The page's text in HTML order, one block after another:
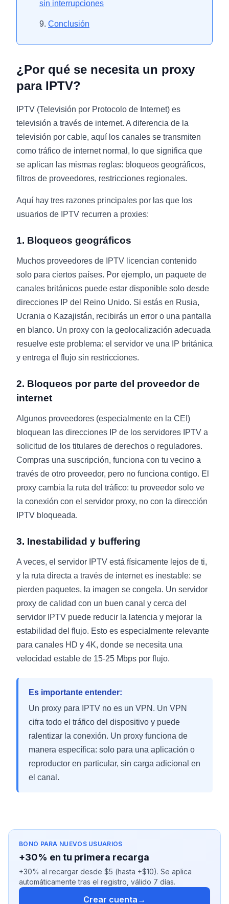
sin interrupciones
Conclusión
¿Por qué se necesita un proxy
para IPTV?
IPTV (Televisión por Protocolo de Internet) es
televisión a través de internet. A diferencia de la
televisión por cable, aquí los canales se transmiten
como tráfico de internet normal, lo que significa que
se aplican las mismas reglas: bloqueos geográficos,
filtros de proveedores, restricciones regionales.
Aquí hay tres razones principales por las que los
usuarios de IPTV recurren a proxies:
1. Bloqueos geográficos
Muchos proveedores de IPTV licencian contenido
solo para ciertos países. Por ejemplo, un paquete de
canales británicos puede estar disponible solo desde
direcciones IP del Reino Unido. Si estás en Rusia,
Ucrania o Kazajistán, recibirás un error o una pantalla
en blanco. Un proxy con la geolocalización adecuada
resuelve este problema: el servidor ve una IP británica
y entrega el flujo sin restricciones.
2. Bloqueos por parte del proveedor de
internet
Algunos proveedores (especialmente en la CEI)
bloquean las direcciones IP de los servidores IPTV a
solicitud de los titulares de derechos o reguladores.
Compras una suscripción, funciona con tu vecino a
través de otro proveedor, pero no funciona contigo. El
proxy cambia la ruta del tráfico: tu proveedor solo ve
la conexión con el servidor proxy, no con la dirección
IPTV bloqueada.
3. Inestabilidad y buffering
A veces, el servidor IPTV está físicamente lejos de ti,
y la ruta directa a través de internet es inestable: se
pierden paquetes, la imagen se congela. Un servidor
proxy de calidad con un buen canal y cerca del
servidor IPTV puede reducir la latencia y mejorar la
estabilidad del flujo. Esto es especialmente relevante
para canales HD y 4K, donde se necesita una
velocidad estable de 15-25 Mbps por flujo.
Es importante entender:
Un proxy para IPTV no es un VPN. Un VPN
cifra todo el tráfico del dispositivo y puede
ralentizar la conexión. Un proxy funciona de
manera específica: solo para una aplicación o
reproductor en particular, sin carga adicional en
el canal.
BONO PARA NUEVOS USUARIOS
+30% en tu primera recarga
+30% al recargar desde $5 (hasta +$10). Se aplica
automáticamente tras el registro, válido 7 días.
Crear cuenta →